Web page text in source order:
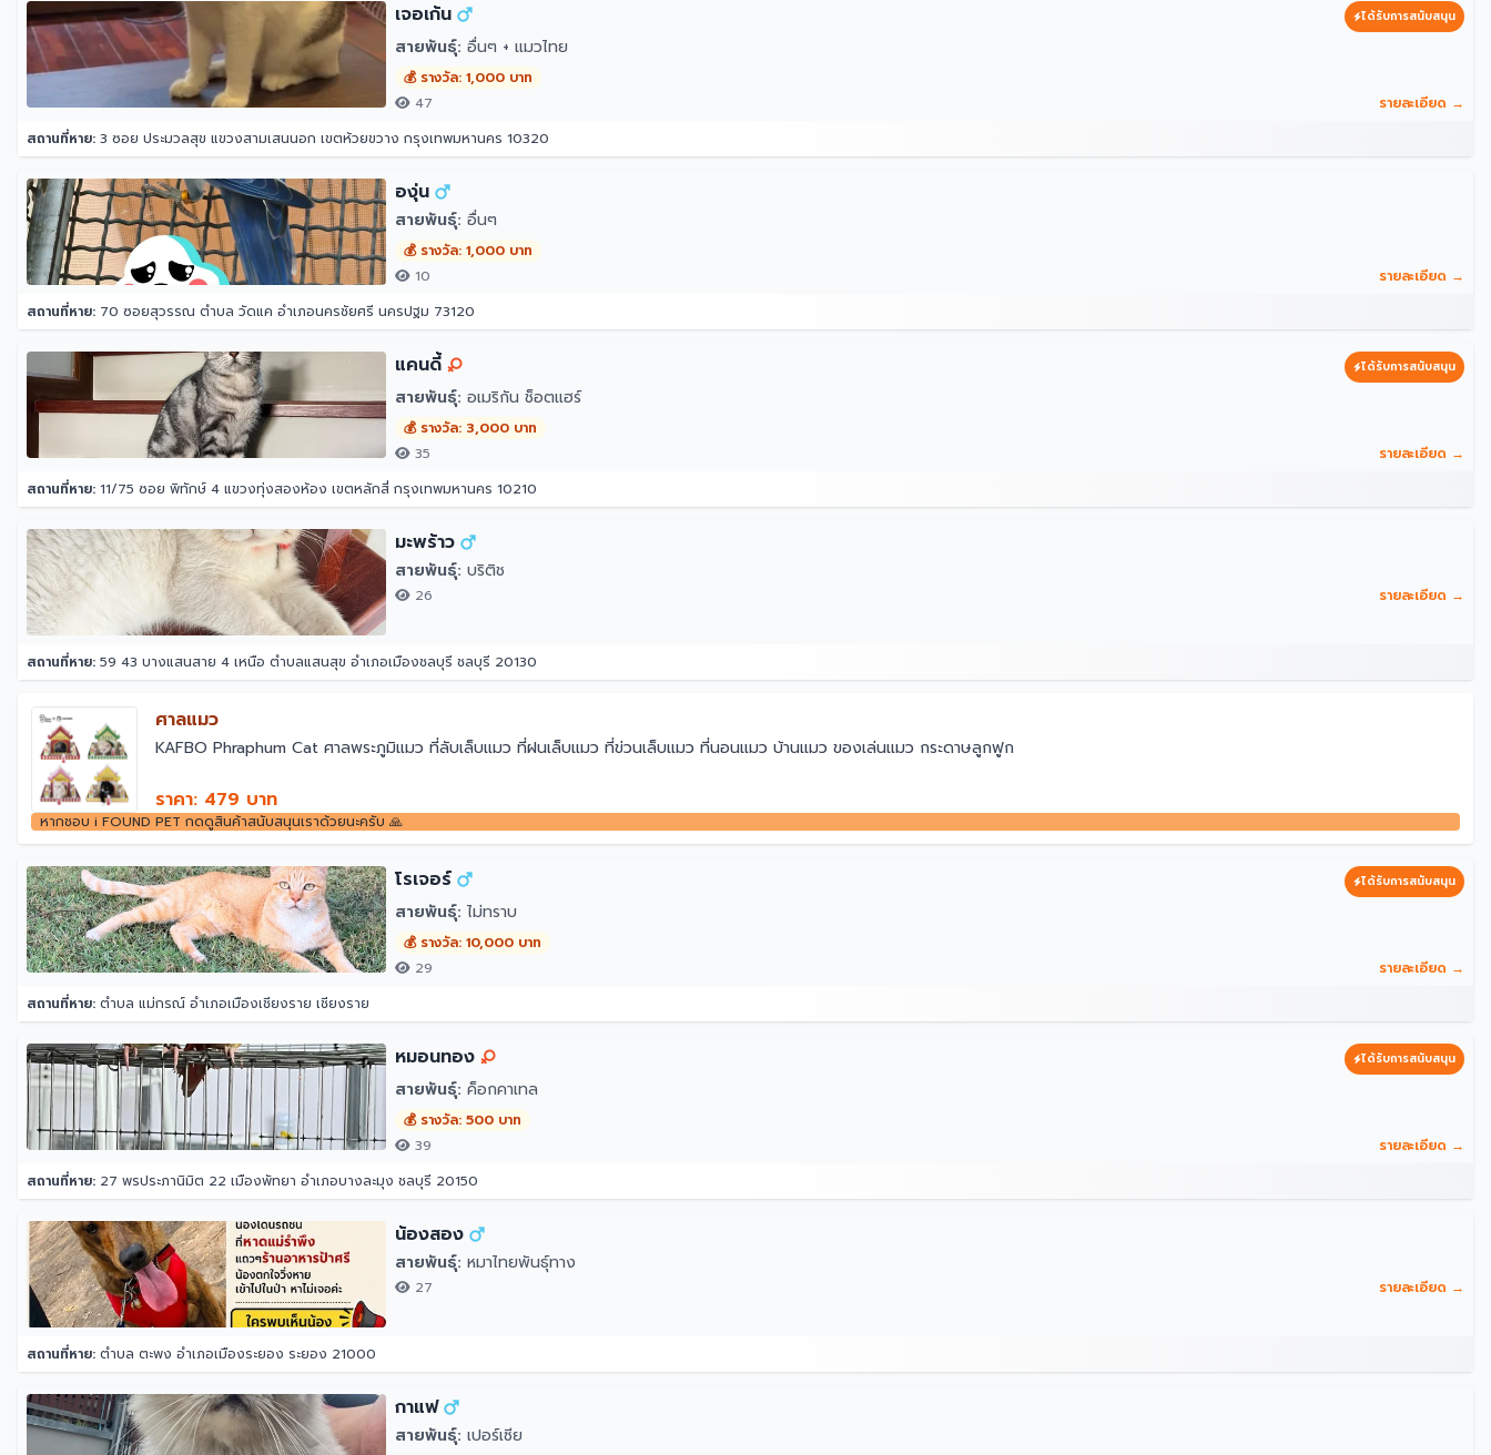
เจอเก้น ได้รับการสนับสนุน
สายพันธุ์: อื่นๆ + แมวไทย
💰 รางวัล: 1,000 บาท
47
รายละเอียด →
สถานที่หาย: 3 ซอย ประมวลสุข แขวงสามเสนนอก เขตห้วยขวาง กรุงเทพมหานคร 10320
องุ่น
สายพันธุ์: อื่นๆ
💰 รางวัล: 1,000 บาท
10
รายละเอียด →
สถานที่หาย: 70 ซอยสุวรรณ ตำบล วัดแค อำเภอนครชัยศรี นครปฐม 73120
แคนดี้ ได้รับการสนับสนุน
สายพันธุ์: อเมริกัน ช็อตแฮร์
💰 รางวัล: 3,000 บาท
35
รายละเอียด →
สถานที่หาย: 11/75 ซอย พิทักษ์ 4 แขวงทุ่งสองห้อง เขตหลักสี่ กรุงเทพมหานคร 10210
มะพร้าว
สายพันธุ์: บริติช
26 รายละเอียด →
สถานที่หาย: 59 43 บางแสนสาย 4 เหนือ ตำบลแสนสุข อำเภอเมืองชลบุรี ชลบุรี 20130
ศาลแมว
￼KAFBO Phraphum Cat ศาลพระภูมิแมว ที่ลับเล็บแมว ที่ฝนเล็บแมว ที่ข่วนเล็บแมว ที่นอนแมว บ้านแมว ของเล่นแมว กระดาษลูกฟูก
ราคา: 479 บาท
หากชอบ i FOUND PET กดดูสินค้าสนับสนุนเราด้วยนะครับ 🙏
โรเจอร์ ได้รับการสนับสนุน
สายพันธุ์: ไม่ทราบ
💰 รางวัล: 10,000 บาท
29
รายละเอียด →
สถานที่หาย: ตำบล แม่กรณ์ อำเภอเมืองเชียงราย เชียงราย
หมอนทอง ได้รับการสนับสนุน
สายพันธุ์: ค็อกคาเทล
💰 รางวัล: 500 บาท
39
รายละเอียด →
สถานที่หาย: 27 พรประภานิมิต 22 เมืองพัทยา อำเภอบางละมุง ชลบุรี 20150
น้องสอง
สายพันธุ์: หมาไทยพันธุ์ทาง
27 รายละเอียด →
สถานที่หาย: ตำบล ตะพง อำเภอเมืองระยอง ระยอง 21000
กาแฟ
สายพันธุ์: เปอร์เซีย